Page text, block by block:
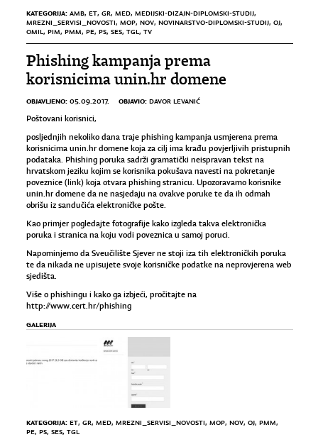
KATEGORIJA: AMB, ET, GR, MED, MEDIJSKI-DIZAJN-DIPLOMSKI-STUDIJ,
MREZNI_SERVISI_NOVOSTI, MOP, NOV, NOVINARSTVO-DIPLOMSKI-STUDIJ, OJ,
OMIL, PIM, PMM, PE, PS, SES, TGL, TV
Phishing kampanja prema
korisnicima unin.hr domene
OBJAVLJENO: 05.09.2017. OBJAVIO: DAVOR LEVANIĆ
Poštovani korisnici,
posljednjih nekoliko dana traje phishing kampanja usmjerena prema
korisnicima unin.hr domene koja za cilj ima krađu povjerljivih pristupnih
podataka. Phishing poruka sadrži gramatički neispravan tekst na
hrvatskom jeziku kojim se korisnika pokušava navesti na pokretanje
poveznice (link) koja otvara phishing stranicu. Upozoravamo korisnike
unin.hr domene da ne nasjedaju na ovakve poruke te da ih odmah
obrišu iz sandučića elektroničke pošte.
Kao primjer pogledajte fotografije kako izgleda takva elektronička
poruka i stranica na koju vodi poveznica u samoj poruci.
Napominjemo da Sveučilište Sjever ne stoji iza tih elektroničkih poruka
te da nikada ne upisujete svoje korisničke podatke na neprovjerena web
sjedišta.
Više o phishingu i kako ga izbjeći, pročitajte na
http://www.cert.hr/phishing
GALERIJA
KATEGORIJA: ET, GR, MED, MREZNI_SERVISI_NOVOSTI, MOP, NOV, OJ, PMM,
PE, PS, SES, TGL